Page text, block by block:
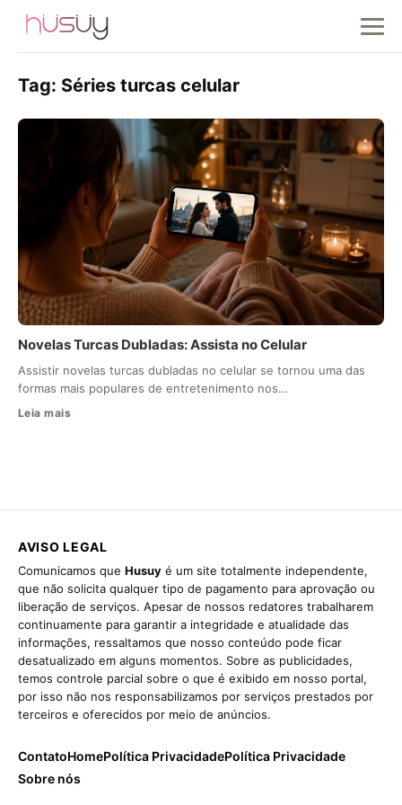
Tag: Séries turcas celular
Novelas Turcas Dubladas: Assista no Celular
Assistir novelas turcas dubladas no celular se tornou uma das
formas mais populares de entretenimento nos…
Leia mais
AVISO LEGAL
Comunicamos que Husuy é um site totalmente independente,
que não solicita qualquer tipo de pagamento para aprovação ou
liberação de serviços. Apesar de nossos redatores trabalharem
continuamente para garantir a integridade e atualidade das
informações, ressaltamos que nosso conteúdo pode ficar
desatualizado em alguns momentos. Sobre as publicidades,
temos controle parcial sobre o que é exibido em nosso portal,
por isso não nos responsabilizamos por serviços prestados por
terceiros e oferecidos por meio de anúncios.
ContatoHomePolítica PrivacidadePolítica Privacidade
Sobre nós